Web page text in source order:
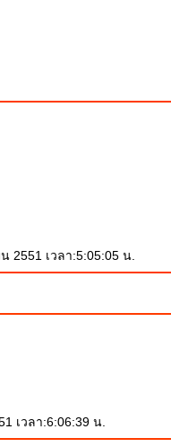
2551 เวลา:5:05:05 น.
เวลา:6:06:39 น.